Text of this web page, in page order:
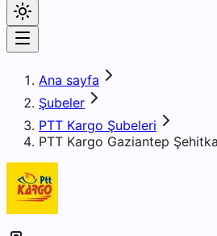
Ana sayfa
Şubeler
PTT Kargo Şubeleri
PTT Kargo Gaziantep